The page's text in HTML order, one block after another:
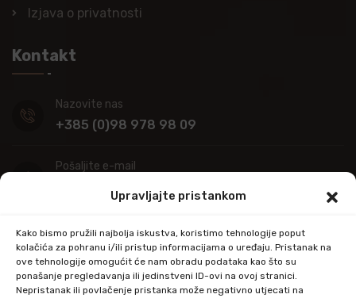
Upravljajte pristankom
Kako bismo pružili najbolja iskustva, koristimo tehnologije poput
kolačića za pohranu i/ili pristup informacijama o uređaju. Pristanak na
ove tehnologije omogućit će nam obradu podataka kao što su
ponašanje pregledavanja ili jedinstveni ID-ovi na ovoj stranici.
Nepristanak ili povlačenje pristanka može negativno utjecati na
Izjava o privatnosti
Kontakt
Nazovite nas
+385 (0)98 978 98 09
Pošaljite e-mail
Adresa
Industrijska ulica 39,
34000 Požega